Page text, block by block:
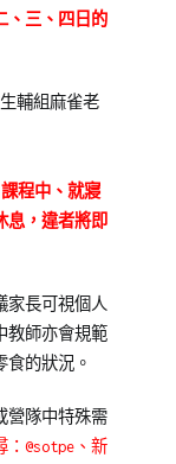
、三、四日的
輔組麻雀老
程中、就寢
， 違者將即
家長可視個人
教師亦會規範
食的狀況。
營隊中特殊需
@sotpe、新